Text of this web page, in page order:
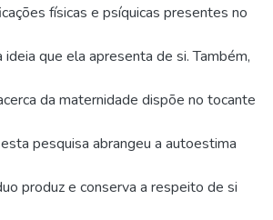
físicas e psíquicas presentes no
que ela apresenta de si. Também,
da maternidade dispõe no tocante
pesquisa abrangeu a autoestima
produz e conserva a respeito de si